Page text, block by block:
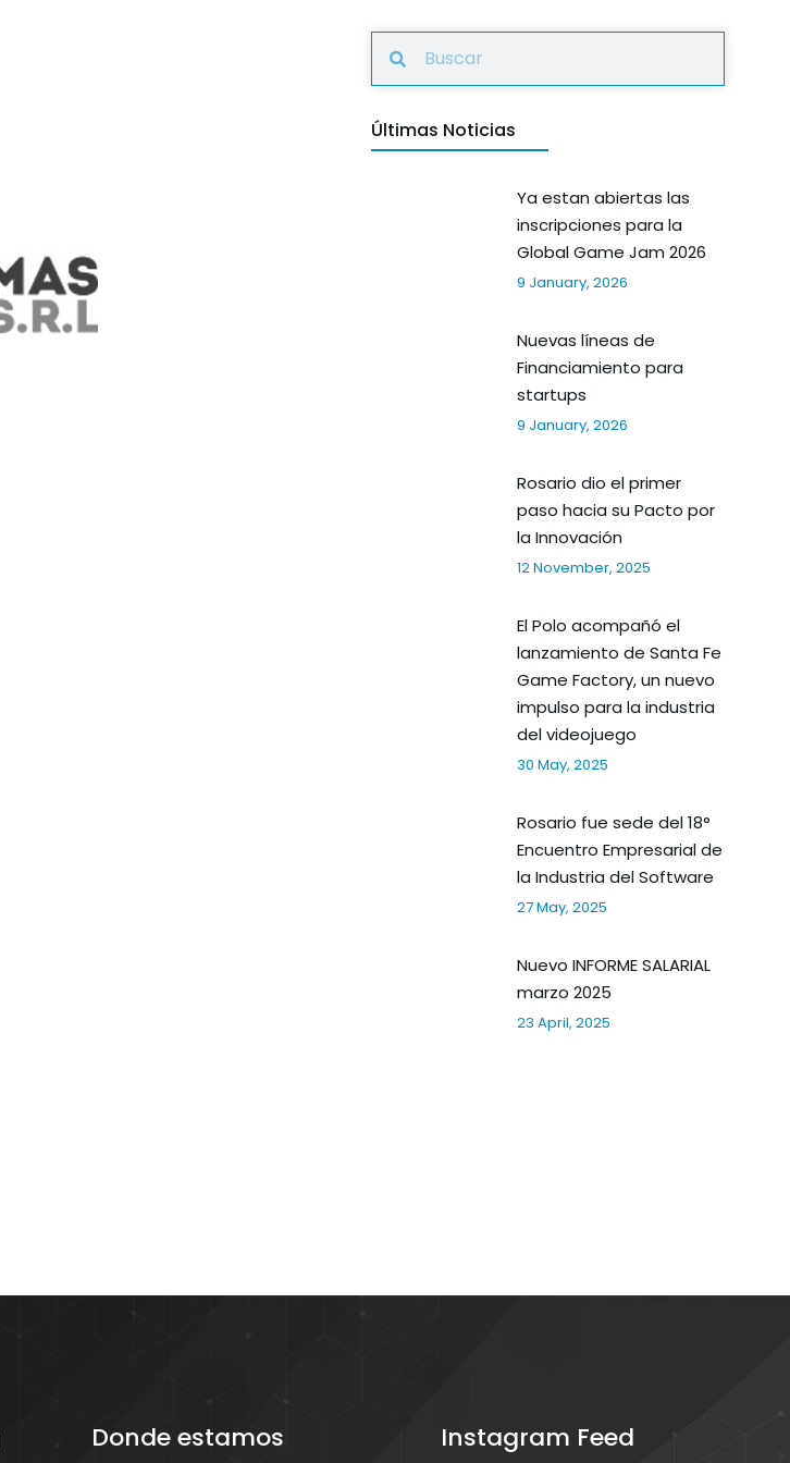
Últimas Noticias
Ya estan abiertas las
inscripciones para la
Global Game Jam 2026
9 January, 2026
Nuevas líneas de
Financiamiento para
startups
9 January, 2026
Rosario dio el primer
paso hacia su Pacto por
la Innovación
12 November, 2025
El Polo acompañó el
lanzamiento de Santa Fe
Game Factory, un nuevo
impulso para la industria
del videojuego
30 May, 2025
Rosario fue sede del 18°
Encuentro Empresarial de
la Industria del Software
27 May, 2025
Nuevo INFORME SALARIAL
marzo 2025
23 April, 2025
Donde estamos Instagram Feed